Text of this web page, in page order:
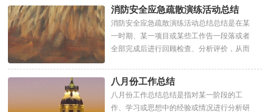
消防安全应急疏散演练活动总结
消防安全应急疏散演练活动总结总结是在某
一时期、某一项目或某些工作告一段落或者
全部完成后进行回顾检查、分析评价，从而
八月份工作总结
八月份工作总结总结是指对某一阶段的工
作、学习或思想中的经验或情况进行分析研